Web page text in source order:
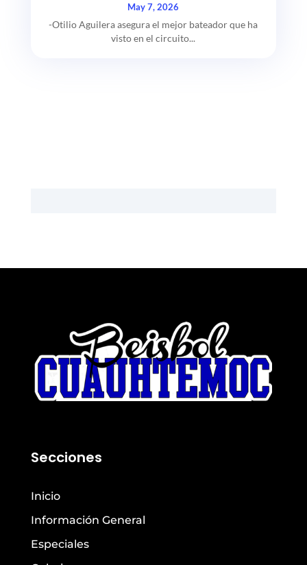
May 7, 2026
-Otilio Aguilera asegura el mejor bateador que ha
visto en el circuito...
Secciones
Inicio
Información General
Especiales